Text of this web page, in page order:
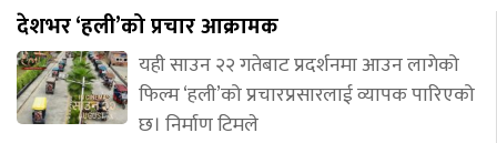
देशभर ‘हली’को प्रचार आक्रामक
यही साउन २२ गतेबाट प्रदर्शनमा आउन लागेको
फिल्म ‘हली’को प्रचारप्रसारलाई व्यापक पारिएको
छ। निर्माण टिमले